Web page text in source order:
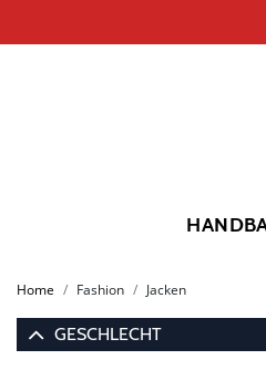
Home Fashion Jacken
GESCHLECHT